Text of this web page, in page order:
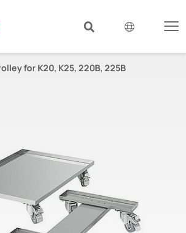
for K20, K25, 220B, 225B